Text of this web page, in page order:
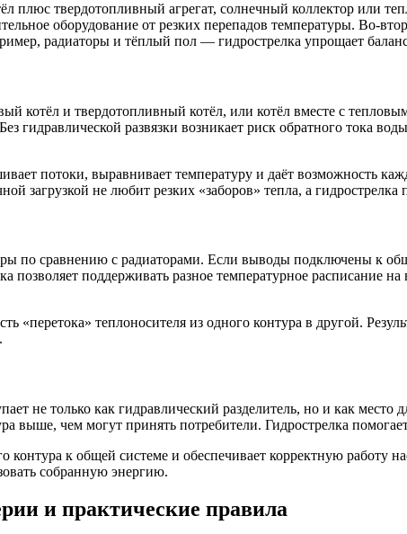
плюс твердотопливный агрегат, солнечный коллектор или
оборудование от резких перепадов температуры. Во-
радиаторы и тёплый пол — гидрострелка упрощает
котёл и твердотопливный котёл, или котёл вместе с
гидравлической развязки возникает риск обратного тока
потоки, выравнивает температуру и даёт возможность
загрузкой не любит резких «заборов» тепла, а
по сравнению с радиаторами. Если выводы подключены к
поддерживать разное температурное расписание
«перетока» теплоносителя из одного контура в другой.
не только как гидравлический разделитель, но и как
выше, чем могут принять потребители. Гидрострелка
к общей системе и обеспечивает корректную работу
собранную энергию.
и практические правила